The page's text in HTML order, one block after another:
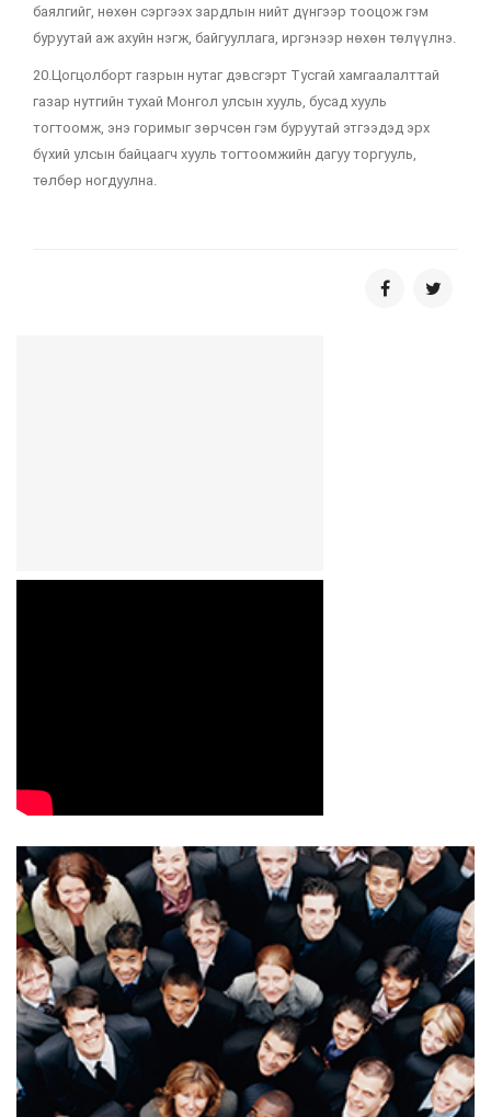
баялгийг, нөхөн сэргээх зардлын нийт дүнгээр тооцож гэм
буруутай аж ахуйн нэгж, байгууллага, иргэнээр нөхөн төлүүлнэ.
20.Цогцолборт газрын нутаг дэвсгэрт Тусгай хамгаалалттай
газар нутгийн тухай Монгол улсын хууль, бусад хууль
тогтоомж, энэ горимыг зөрчсөн гэм буруутай этгээдэд эрх
бүхий улсын байцаагч хууль тогтоомжийн дагуу торгууль,
төлбөр ногдуулна.